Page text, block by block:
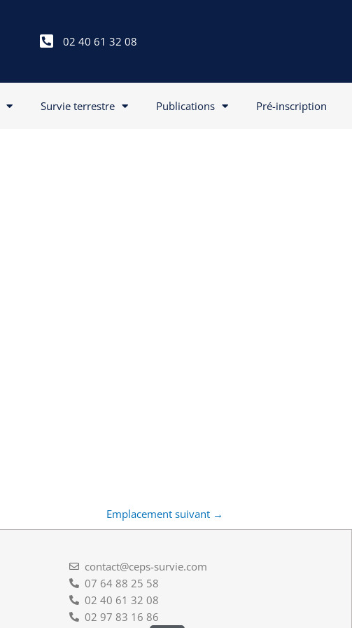
02 40 61 32 08
Survie terrestre Publications Pré-inscription
Emplacement suivant →
contact@ceps-survie.com
07 64 88 25 58
02 40 61 32 08
02 97 83 16 86